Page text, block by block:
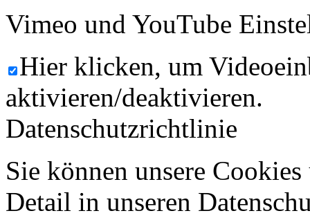
Vimeo und YouTube
Hier klicken, um
aktivieren/deaktivieren.
Datenschutzrichtlinie
Sie können unsere
Detail in unseren